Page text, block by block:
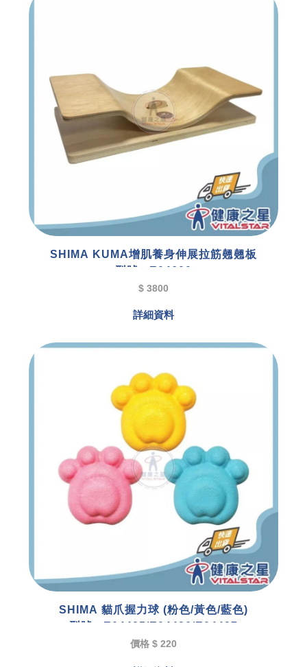
SHIMA KUMA增肌養身伸展拉筋翹翹板
型號 : E04600
$ 3800
詳細資料
SHIMA 貓爪握力球 (粉色/黃色/藍色)
型號 : E04425/E04426/E04427
價格 $ 220